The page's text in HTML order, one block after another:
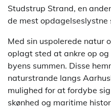
Studstrup Strand, en
de mest opdagelseslystne
Med sin uspolerede natur
oplagt sted at ankre op
byens summen. Disse
naturstrande langs
mulighed for at fordybe
skønhed og maritime